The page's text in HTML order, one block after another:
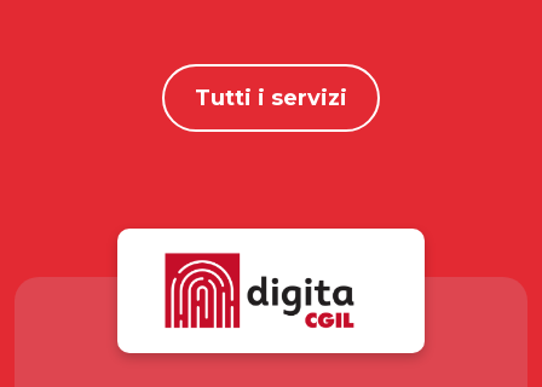
Tutti i servizi